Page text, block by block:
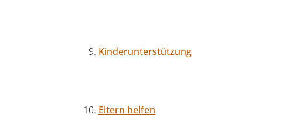
Kinderunterstützung
Eltern helfen